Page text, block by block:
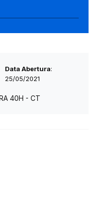
Data Abertura:
25/05/2021
40H - CT